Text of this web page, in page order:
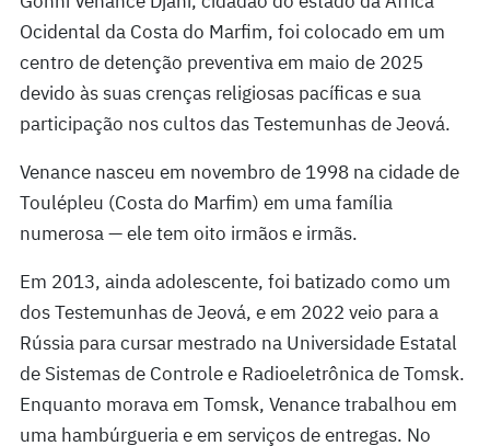
Ocidental da Costa do Marfim, foi colocado em um
centro de detenção preventiva em maio de 2025
devido às suas crenças religiosas pacíficas e sua
participação nos cultos das Testemunhas de Jeová.
Venance nasceu em novembro de 1998 na cidade de
Toulépleu (Costa do Marfim) em uma família
numerosa — ele tem oito irmãos e irmãs.
Em 2013, ainda adolescente, foi batizado como um
dos Testemunhas de Jeová, e em 2022 veio para a
Rússia para cursar mestrado na Universidade Estatal
de Sistemas de Controle e Radioeletrônica de Tomsk.
Enquanto morava em Tomsk, Venance trabalhou em
uma hambúrgueria e em serviços de entregas. No